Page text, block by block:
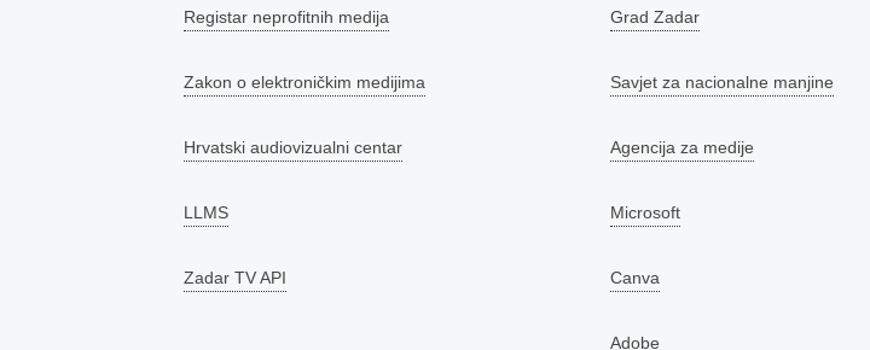
Registar neprofitnih medija
Zakon o elektroničkim medijima
Hrvatski audiovizualni centar
LLMS
Zadar TV API
Grad Zadar
Savjet za nacionalne manjine
Agencija za medije
Microsoft
Canva
Adobe